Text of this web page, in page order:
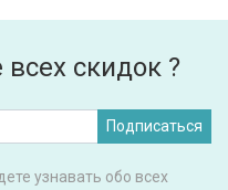
скидок ?
Подписаться
узнавать обо всех